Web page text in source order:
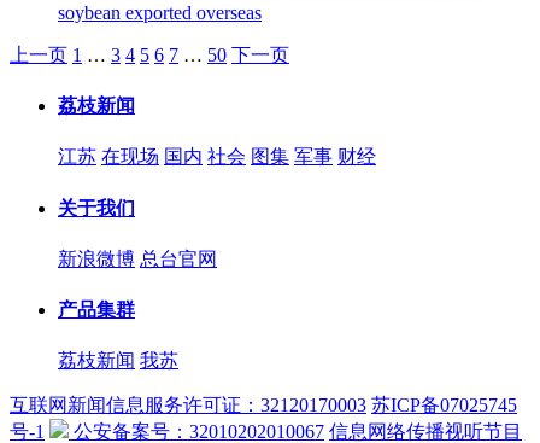
soybean exported overseas
上一页 1 … 3 4 5 6 7 … 50 下一页
荔枝新闻
江苏 在现场 国内 社会 图集 军事 财经
关于我们
新浪微博 总台官网
产品集群
荔枝新闻 我苏
互联网新闻信息服务许可证：32120170003 苏ICP备07025745
号-1
公安备案号：32010202010067 信息网络传播视听节目